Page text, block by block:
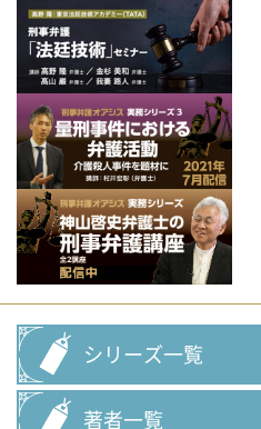
シリーズ一覧
著者一覧